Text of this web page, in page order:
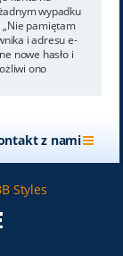
wypadku
„Nie pamiętam
i adresu e-
nowe hasło i
ono
z nami
Styles